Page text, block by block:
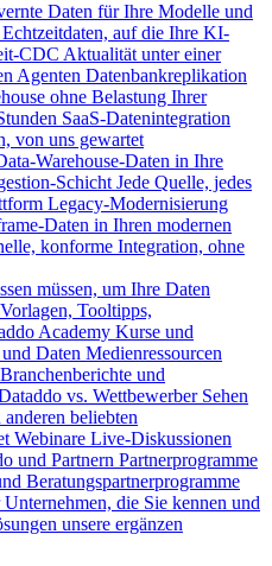
Daten für Ihre Modelle und
Echtzeitdaten, auf die Ihre KI-
CDC Aktualität unter einer
Agenten Datenbankreplikation
ohne Belastung Ihrer
SaaS-Datenintegration
von uns gewartet
Warehouse-Daten in Ihre
Schicht Jede Quelle, jedes
Legacy-Modernisierung
Daten in Ihren modernen
konforme Integration, ohne
müssen, um Ihre Daten
Tooltipps,
Academy Kurse und
Daten Medienressourcen
und
vs. Wettbewerber Sehen
beliebten
Webinare Live-Diskussionen
und Partnern Partnerprogramme
Beratungspartnerprogramme
Unternehmen, die Sie kennen und
unsere ergänzen